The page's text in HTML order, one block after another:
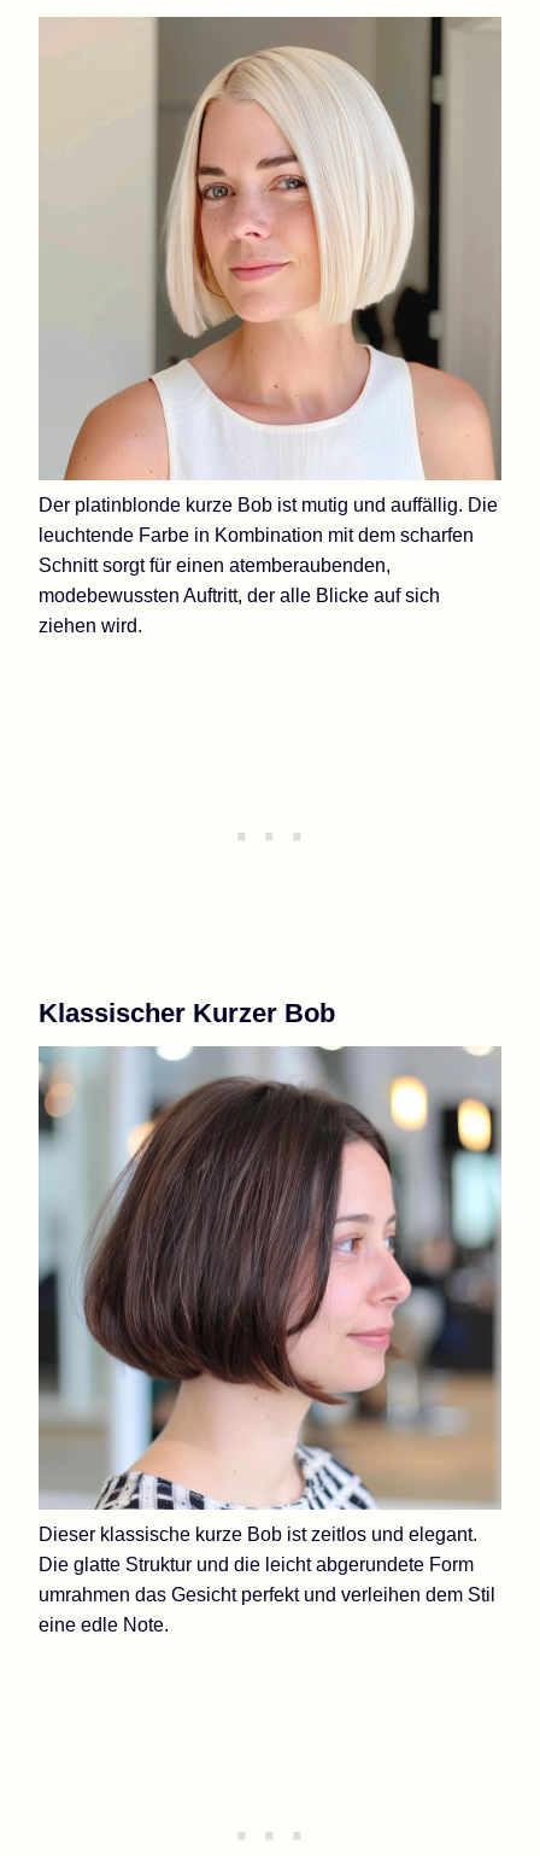
Der platinblonde kurze Bob ist mutig und auffällig. Die
leuchtende Farbe in Kombination mit dem scharfen
Schnitt sorgt für einen atemberaubenden,
modebewussten Auftritt, der alle Blicke auf sich
ziehen wird.
Klassischer Kurzer Bob
Dieser klassische kurze Bob ist zeitlos und elegant.
Die glatte Struktur und die leicht abgerundete Form
umrahmen das Gesicht perfekt und verleihen dem Stil
eine edle Note.